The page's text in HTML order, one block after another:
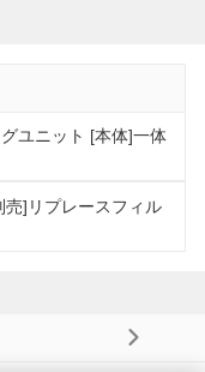
グユニット [本体]一体
]リプレースフィル